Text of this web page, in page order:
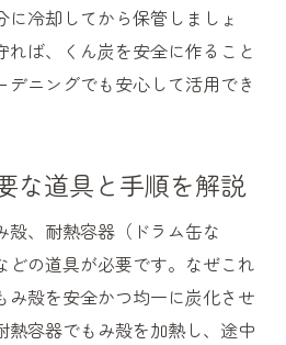
に冷却してから保管しましょ
れば、くん炭を安全に作ること
デニングでも安心して活用でき
な道具と手順を解説
殻、耐熱容器（ドラム缶な
どの道具が必要です。なぜこれ
み殻を安全かつ均一に炭化させ
熱容器でもみ殻を加熱し、途中